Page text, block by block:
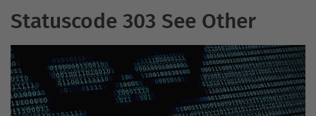
Statuscode 303 See Other